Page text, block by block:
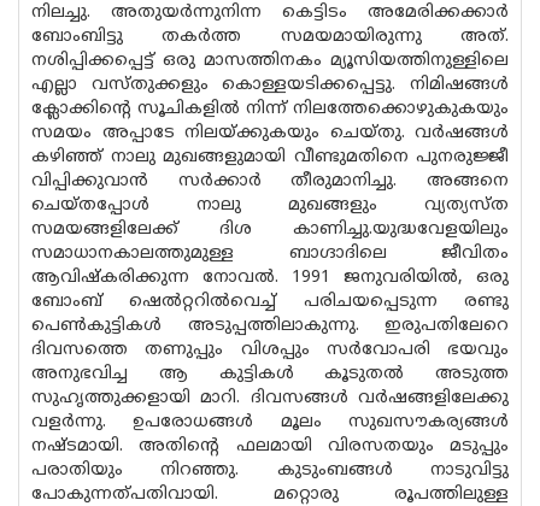
നിലച്ചു. അതുയർന്നുനിന്ന കെട്ടിടം അമേരിക്കക്കാർ
ബോംബിട്ടു തകർത്ത സമയമായിരുന്നു അത്.
നശിപ്പിക്കപ്പെട്ട് ഒരു മാസത്തിനകം മ്യൂസിയത്തിനുള്ളിലെ
എല്ലാ വസ്തുക്കളും കൊള്ളയടിക്കപ്പെട്ടു. നിമിഷങ്ങൾ
ക്ലോക്കിന്റെ സൂചികളിൽ നിന്ന് നിലത്തേക്കൊഴുകുകയും
സമയം അപ്പാടേ നിലയ്ക്കുകയും ചെയ്തു. വർഷങ്ങൾ
കഴിഞ്ഞ് നാലു മുഖങ്ങളുമായി വീണ്ടുമതിനെ പുനരുജ്ജീ
വിപ്പിക്കുവാൻ സർക്കാർ തീരുമാനിച്ചു. അങ്ങനെ
ചെയ്തപ്പോൾ നാലു മുഖങ്ങളും വ്യത്യസ്ത
സമയങ്ങളിലേക്ക് ദിശ കാണിച്ചു.യുദ്ധവേളയിലും
സമാധാനകാലത്തുമുള്ള ബാഗ്ദാദിലെ ജീവിതം
ആവിഷ്കരിക്കുന്ന നോവൽ. 1991 ജനുവരിയിൽ, ഒരു
ബോംബ് ഷെൽറ്ററിൽവെച്ച് പരിചയപ്പെടുന്ന രണ്ടു
പെൺകുട്ടികൾ അടുപ്പത്തിലാകുന്നു. ഇരുപതിലേറെ
ദിവസത്തെ തണുപ്പും വിശപ്പും സർവോപരി ഭയവും
അനുഭവിച്ച ആ കുട്ടികൾ കൂടുതൽ അടുത്ത
സുഹൃത്തുക്കളായി മാറി. ദിവസങ്ങൾ വർഷങ്ങളിലേക്കു
വളർന്നു. ഉപരോധങ്ങൾ മൂലം സുഖസൗകര്യങ്ങൾ
നഷ്ടമായി. അതിന്റെ ഫലമായി വിരസതയും മടുപ്പും
പരാതിയും നിറഞ്ഞു. കുടുംബങ്ങൾ നാടുവിട്ടു
പോകുന്നത്പതിവായി. മറ്റൊരു രൂപത്തിലുള്ള